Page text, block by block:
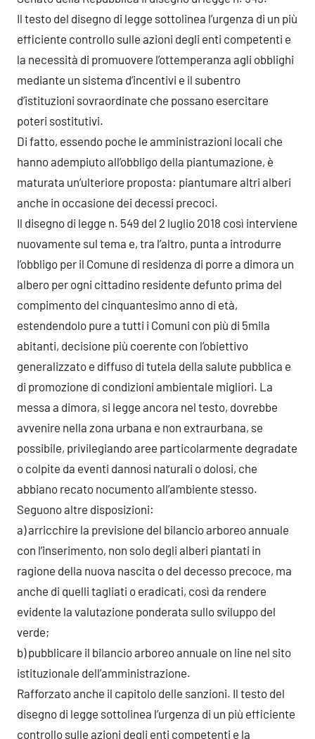
Il testo del disegno di legge sottolinea l’urgenza di un più
efficiente controllo sulle azioni degli enti competenti e
la necessità di promuovere l’ottemperanza agli obblighi
mediante un sistema d’incentivi e il subentro
d’istituzioni sovraordinate che possano esercitare
poteri sostitutivi.
Di fatto, essendo poche le amministrazioni locali che
hanno adempiuto all’obbligo della piantumazione, è
maturata un’ulteriore proposta: piantumare altri alberi
anche in occasione dei decessi precoci.
Il disegno di legge n. 549 del 2 luglio 2018 così interviene
nuovamente sul tema e, tra l’altro, punta a introdurre
l’obbligo per il Comune di residenza di porre a dimora un
albero per ogni cittadino residente defunto prima del
compimento del cinquantesimo anno di età,
estendendolo pure a tutti i Comuni con più di 5mila
abitanti, decisione più coerente con l’obiettivo
generalizzato e diffuso di tutela della salute pubblica e
di promozione di condizioni ambientale migliori. La
messa a dimora, si legge ancora nel testo, dovrebbe
avvenire nella zona urbana e non extraurbana, se
possibile, privilegiando aree particolarmente degradate
o colpite da eventi dannosi naturali o dolosi, che
abbiano recato nocumento all’ambiente stesso.
Seguono altre disposizioni:
a) arricchire la previsione del bilancio arboreo annuale
con l’inserimento, non solo degli alberi piantati in
ragione della nuova nascita o del decesso precoce, ma
anche di quelli tagliati o eradicati, così da rendere
evidente la valutazione ponderata sullo sviluppo del
verde;
b) pubblicare il bilancio arboreo annuale on line nel sito
istituzionale dell’amministrazione.
Rafforzato anche il capitolo delle sanzioni. Il testo del
disegno di legge sottolinea l’urgenza di un più efficiente
controllo sulle azioni degli enti competenti e la